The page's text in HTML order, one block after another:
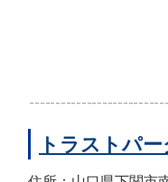
トラストパ